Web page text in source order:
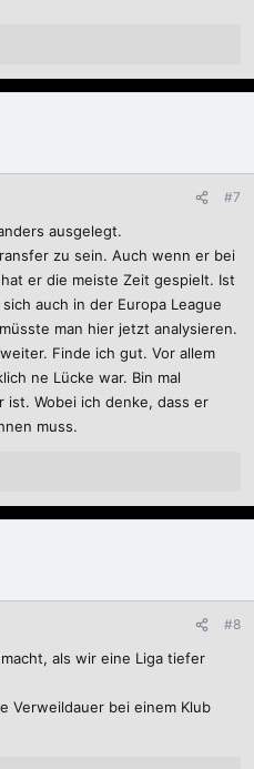
#7
ausgelegt.
zu sein. Auch wenn er bei
er die meiste Zeit gespielt. Ist
auch in der Europa League
man hier jetzt analysieren.
Finde ich gut. Vor allem
ne Lücke war. Bin mal
ist. Wobei ich denke, dass er
muss.
#8
als wir eine Liga tiefer
Verweildauer bei einem Klub